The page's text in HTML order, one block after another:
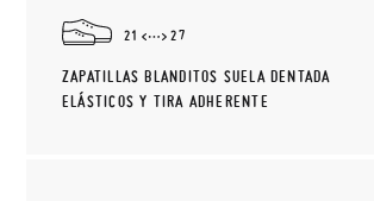
21 27
ZAPATILLAS BLANDITOS SUELA DENTADA
ELÁSTICOS Y TIRA ADHERENTE